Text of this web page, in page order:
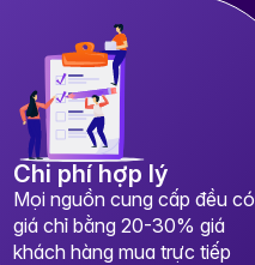
Chi phí hợp lý
Mọi nguồn cung cấp đều có
giá chỉ bằng 20-30% giá
khách hàng mua trực tiếp